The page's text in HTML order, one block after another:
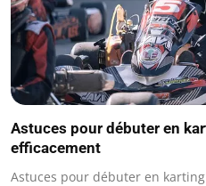
Astuces pour débuter en
efficacement
Astuces pour débuter en